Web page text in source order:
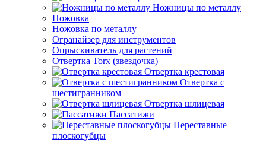
Ножницы по металлу
Ножовка
Ножовка по металлу
Огранайзер для инструментов
Опрыскиватель для растений
Отвертка Torx (звездочка)
Отвертка крестовая
Отвертка с
шестигранником
Отвертка шлицевая
Пассатижи
Переставные
плоскогубцы